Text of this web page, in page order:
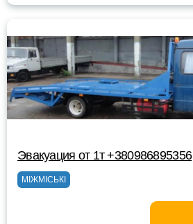
Эвакуация от 1т +380986895356
МІЖМІСЬКІ